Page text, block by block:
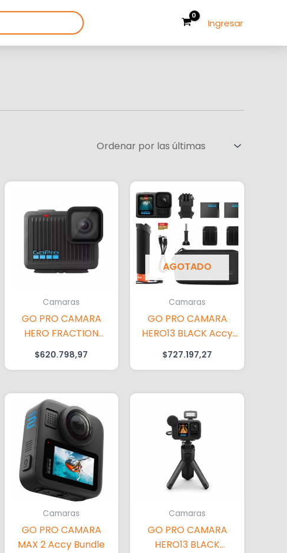
Ingresar
Camaras
GO PRO CAMARA
HERO FRACTION
BLACK BUNDLE
$620.798,97
AGOTADO
Camaras
GO PRO CAMARA
HERO13 BLACK Accy
Bundle CA
$727.197,27
Camaras
GO PRO CAMARA
MAX 2 Accy Bundle
Camaras
GO PRO CAMARA
HERO13 BLACK